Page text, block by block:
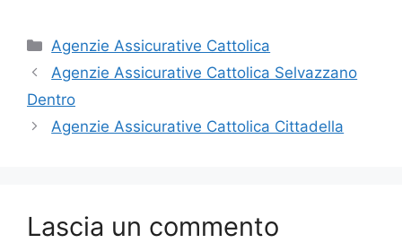
Categorie
Agenzie Assicurative Cattolica
Agenzie Assicurative Cattolica Selvazzano
Dentro
Agenzie Assicurative Cattolica Cittadella
Lascia un commento